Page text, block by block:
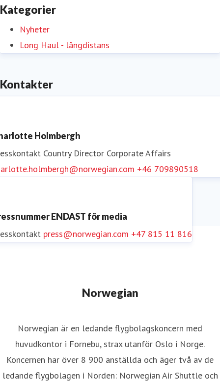
Kategorier
Nyheter
Long Haul - långdistans
Kontakter
Holmbergh
Country Director Corporate Affairs
+46 709890518
ENDAST för media
press@norwegian.com +47 815 11 816
Norwegian
Norwegian är en ledande flygbolagskoncern med
huvudkontor i Fornebu, strax utanför Oslo i Norge.
Koncernen har över 8 900 anställda och äger två av de
ledande flygbolagen i Norden: Norwegian Air Shuttle och